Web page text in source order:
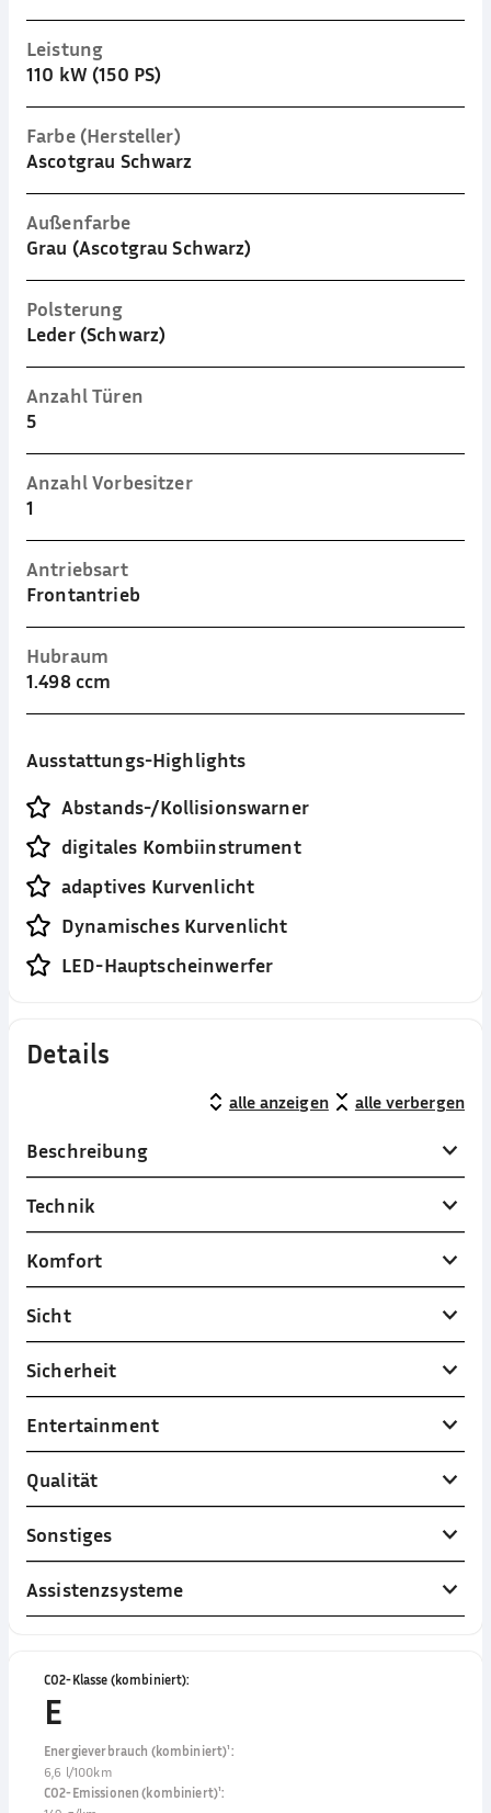
Leistung
110 kW (150 PS)
Farbe (Hersteller)
Ascotgrau Schwarz
Außenfarbe
Grau (Ascotgrau Schwarz)
Polsterung
Leder (Schwarz)
Anzahl Türen
5
Anzahl Vorbesitzer
1
Antriebsart
Frontantrieb
Hubraum
1.498 ccm
Ausstattungs-Highlights
Abstands-/Kollisionswarner
digitales Kombiinstrument
adaptives Kurvenlicht
Dynamisches Kurvenlicht
LED-Hauptscheinwerfer
Details
alle anzeigen alle verbergen
Beschreibung
Technik
Komfort
Sicht
Sicherheit
Entertainment
Qualität
Sonstiges
Assistenzsysteme
CO2-Klasse (kombiniert):
E
Energieverbrauch (kombiniert)¹:
6,6 l/100km
CO2-Emissionen (kombiniert)¹: